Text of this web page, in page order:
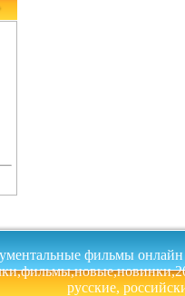
фильмы онлайн
русские,